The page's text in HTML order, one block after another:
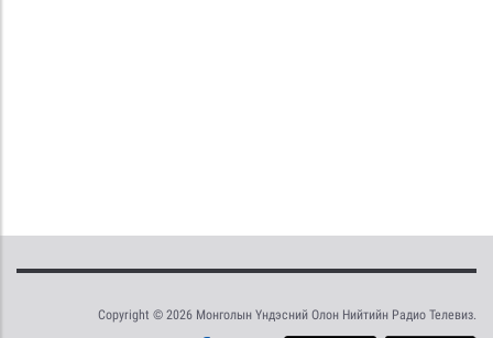
Copyright © 2026 Монголын Үндэсний Олон Нийтийн Радио Телевиз.